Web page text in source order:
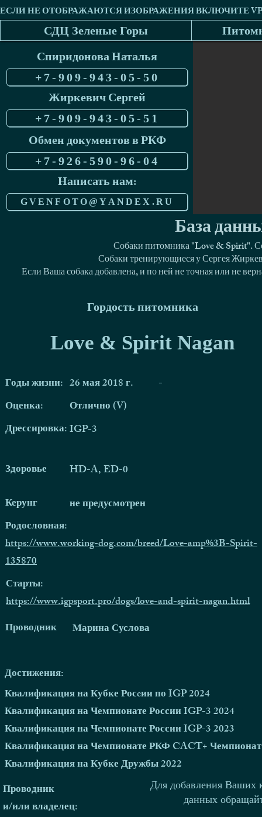
СДЦ Зеленые Горы
Спиридонова Наталья
+7-909-943-05-50
Жиркевич Сергей
+7-909-943-05-51
Обмен документов в РКФ
+7-926-590-96-04
Написать нам:
GVENFOTO@YANDEX.RU
База
Собаки питомника "Love & Spirit".
Собаки тренирующиеся у Сергея
Если Ваша собака добавлена, и по ней не точная или не
Гордость питомника
Love & Spirit Nagan
Годы жизни: 26 мая 2018 г.
-
Оценка:
Отлично (V)
Дрессировка:IGP-3
Здоровье
HD-A, ED-0
Керунг
не предусмотрен
Родословная:
https://www.working-dog.com/breed/Love-amp%3B-Spirit-
135870
Старты:
https://www.igpsport.pro/dogs/love-and-spirit-nagan.html
Проводник
Марина Суслова
Достижения:
Квалификация на Кубке Росcии по IGP 2024
Квалификация на Чемпионате России IGP-3 2024
Квалификация на Чемпионате России IGP-3 2023
Квалификация на Чемпионате РКФ CACT+
Квалификация на Кубке Дружбы 2022
Проводник
и/или владелец:
Для добавления Ваших
данных